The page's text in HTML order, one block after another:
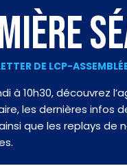
DE LCP-
à 10h30, découvrez
les dernières infos
que les replays de